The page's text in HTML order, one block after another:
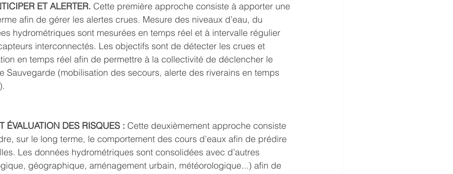
ET ALERTER. Cette première approche consiste à apporter une
afin de gérer les alertes crues. Mesure des niveaux d’eau, du
hydrométriques sont mesurées en temps réel et à intervalle régulier
interconnectés. Les objectifs sont de détecter les crues et
en temps réel afin de permettre à la collectivité de déclencher le
Sauvegarde (mobilisation des secours, alerte des riverains en temps
ÉVALUATION DES RISQUES : Cette deuxièmement approche consiste
sur le long terme, le comportement des cours d’eaux afin de prédire
Les données hydrométriques sont consolidées avec d’autres
géographique, aménagement urbain, météorologique...) afin de